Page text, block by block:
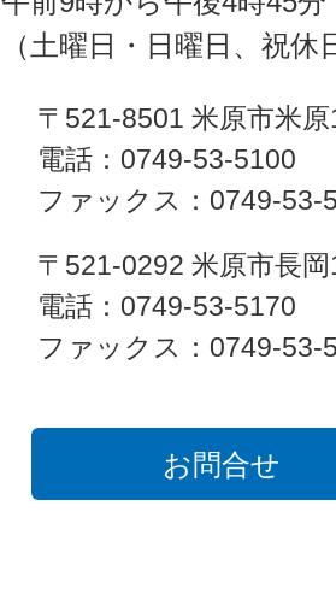
（土曜日・日曜日、祝
〒521-8501 米原市米
電話：0749-53-5100
ファックス：0749-53-
〒521-0292 米原市長
電話：0749-53-5170
ファックス：0749-53-
お問合せ